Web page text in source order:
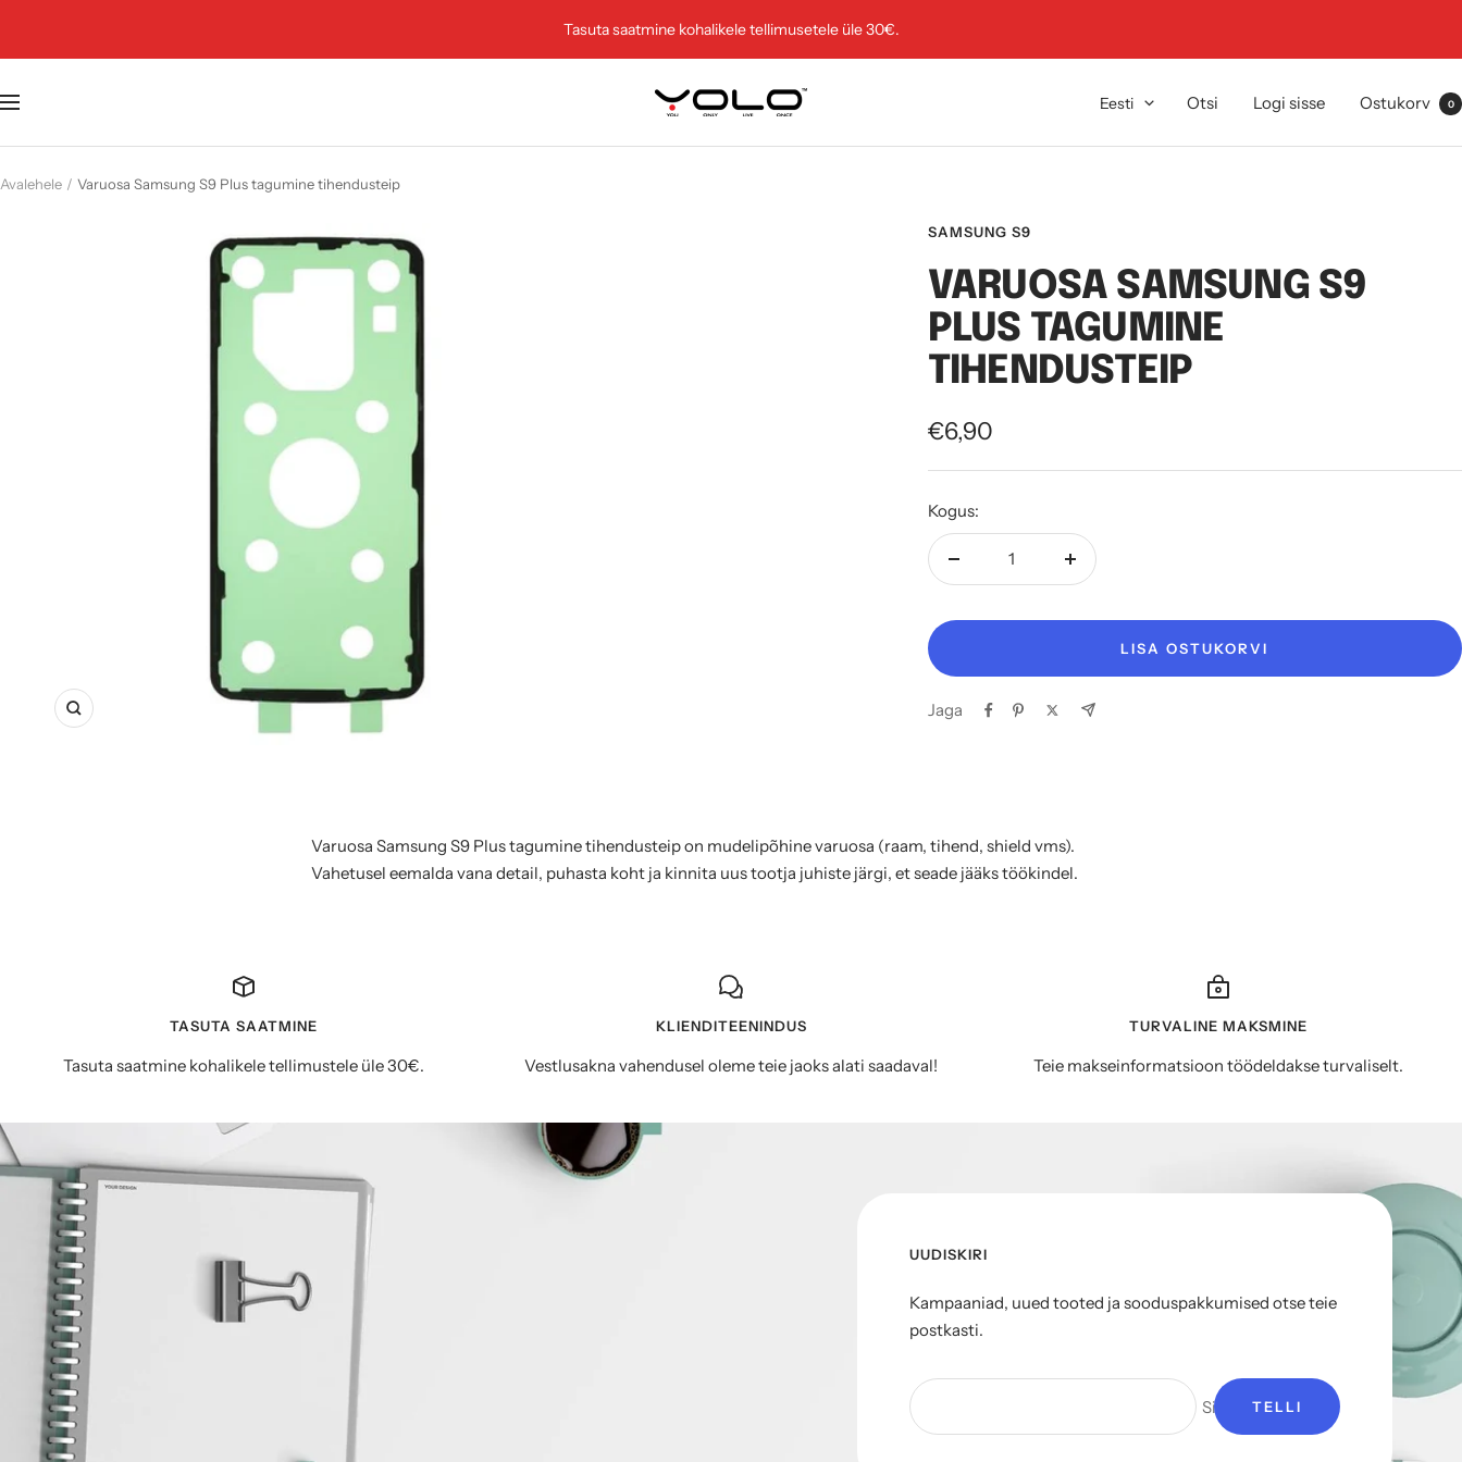
Tasuta saatmine kohalikele tellimusetele üle 30€.
Navigatsioon YOLO.EU Keel
Eesti Otsi Logi sisse Ostukorv 0
Avalehele Varuosa Samsung S9 Plus tagumine tihendusteip
Suurenda
SAMSUNG S9
VARUOSA SAMSUNG S9
PLUS TAGUMINE
TIHENDUSTEIP
Soodushind
€6,90
Kogus:
Vähenda
Suurenda
LISA OSTUKORVI
Jaga
Varuosa Samsung S9 Plus tagumine tihendusteip on mudelipõhine varuosa (raam, tihend, shield vms).
Vahetusel eemalda vana detail, puhasta koht ja kinnita uus tootja juhiste järgi, et seade jääks töökindel.
TASUTA SAATMINE
Tasuta saatmine kohalikele tellimustele üle 30€.
KLIENDITEENINDUS
Vestlusakna vahendusel oleme teie jaoks alati saadaval!
TURVALINE MAKSMINE
Teie makseinformatsioon töödeldakse turvaliselt.
UUDISKIRI
Kampaaniad, uued tooted ja sooduspakkumised otse teie
postkasti.
Sinu e-mail
TELLI